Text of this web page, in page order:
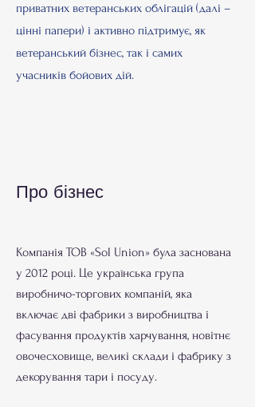
приватних ветеранських облігацій (далі –
цінні папери) і активно підтримує, як
ветеранський бізнес, так і самих
учасників бойових дій.
Про бізнес
Компанія ТОВ «Sol Union» була заснована
у 2012 році. Це українська група
виробничо-торгових компаній, яка
включає дві фабрики з виробництва і
фасування продуктів харчування, новітнє
овочесховище, великі склади і фабрику з
декорування тари і посуду.